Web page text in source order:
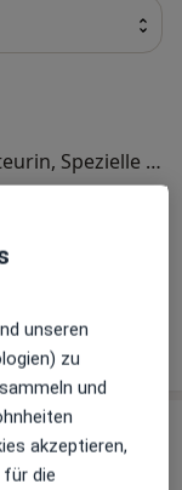
Anästhesiologin, Akupunkteurin, Spezielle Schmerztherapeutin
unseren
zu
und
akzeptieren,
für die